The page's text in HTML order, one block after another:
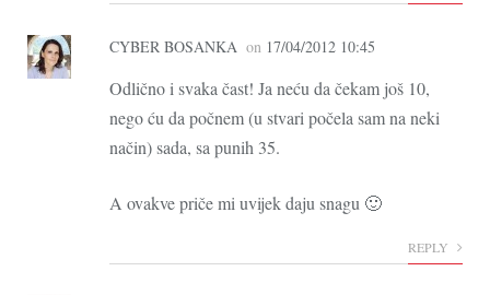
CYBER BOSANKA on 17/04/2012 10:45
Odlično i svaka čast! Ja neću da čekam još 10,
nego ću da počnem (u stvari počela sam na neki
način) sada, sa punih 35.
A ovakve priče mi uvijek daju snagu 🙂
REPLY